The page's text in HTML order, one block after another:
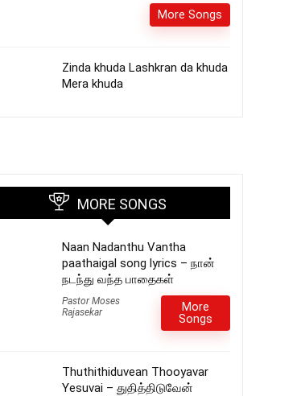
More Songs
Zinda khuda Lashkran da khuda
Mera khuda
MORE SONGS
Naan Nadanthu Vantha
paathaigal song lyrics – நான்
நடந்து வந்த பாதைகள்
Pastor Moses
Rajasekar
More
Songs
Thuthithiduvean Thooyavar
Yesuvai – துதித்திடுவேன்